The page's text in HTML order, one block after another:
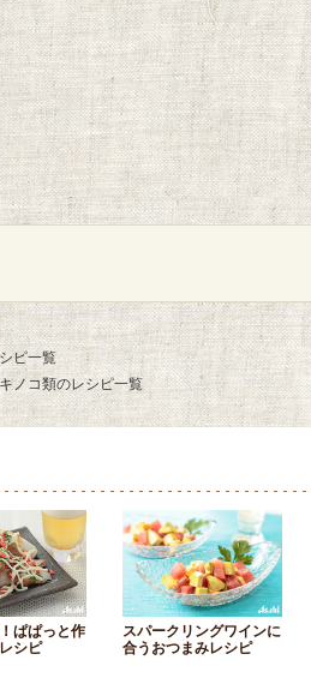
ピ一覧
ノコ類のレシピ一覧
ぱぱっと作
シピ
スパークリングワインに
合うおつまみレシピ